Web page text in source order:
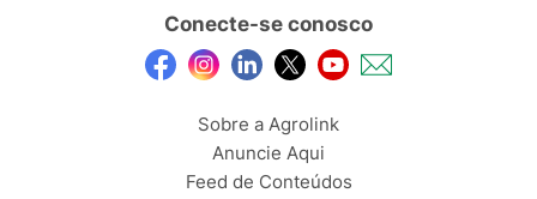
Conecte-se conosco
Sobre a Agrolink
Anuncie Aqui
Feed de Conteúdos